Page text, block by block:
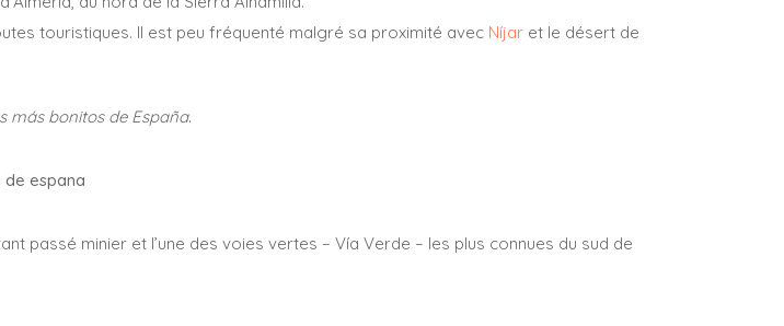
touristiques. Il est peu fréquenté malgré sa proximité avec Níjar et le désert de
más bonitos de España.
passé minier et l’une des voies vertes – Vía Verde – les plus connues du sud de